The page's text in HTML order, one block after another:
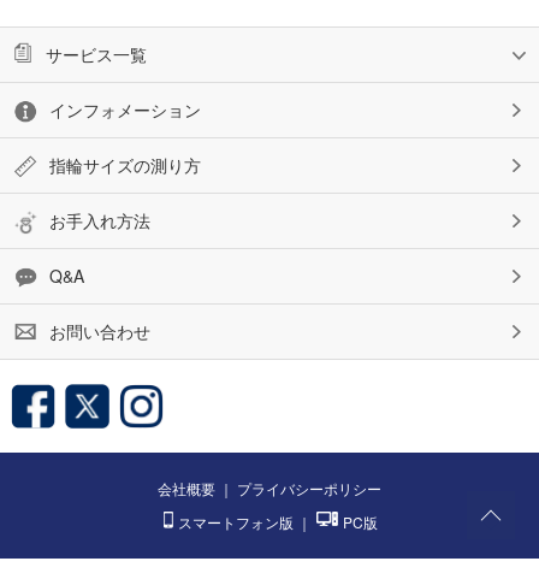
サービス一覧
インフォメーション
指輪サイズの測り方
お手入れ方法
Q&A
お問い合わせ
会社概要 ｜ プライバシーポリシー
スマートフォン版 ｜ PC版